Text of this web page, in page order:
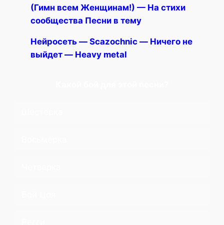
(Гимн всем Женщинам!) — На стихи
сообщества Песни в тему
Нейросеть — Scazochnic — Ничего не
выйдет — Heavy metal